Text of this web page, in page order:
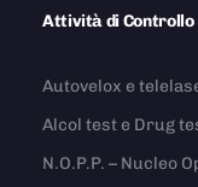
Attività di Controllo
Autovelox e
Alcol test e Drug
N.O.P.P. – Nucleo